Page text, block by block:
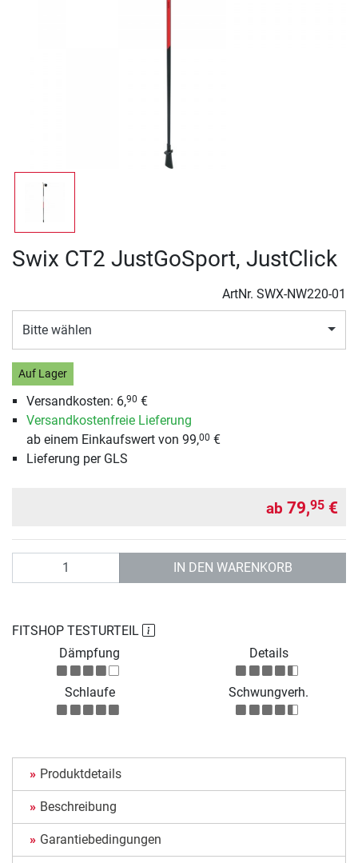
Swix CT2 JustGoSport, JustClick
ArtNr. SWX-NW220-01
Bitte wählen
Auf Lager
Versandkosten: 6,90 €
Versandkostenfreie Lieferung
ab einem Einkaufswert von 99,00 €
Lieferung per GLS
ab 79,95 €
IN DEN WARENKORB
FITSHOP TESTURTEIL
Dämpfung
Details
Schlaufe Schwungverh.
Produktdetails
Beschreibung
Garantiebedingungen